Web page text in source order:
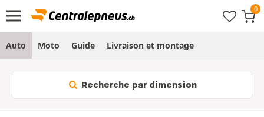
Auto Moto Guide Livraison et montage
Recherche par dimension